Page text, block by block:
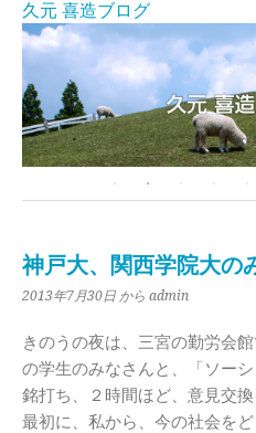
久元 喜造ブログ
神戸大、関西学院大の
2013年7月30日 から admin
きのうの夜は、三宮の勤労会
の学生のみなさんと、「ソー
銘打ち、２時間ほど、意見交
最初に、私から、今の社会を